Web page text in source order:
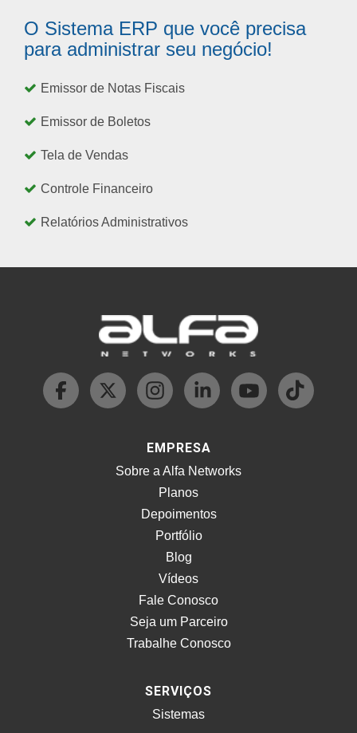
O Sistema ERP que você precisa
para administrar seu negócio!
Emissor de Notas Fiscais
Emissor de Boletos
Tela de Vendas
Controle Financeiro
Relatórios Administrativos
EMPRESA
Sobre a Alfa Networks
Planos
Depoimentos
Portfólio
Blog
Vídeos
Fale Conosco
Seja um Parceiro
Trabalhe Conosco
SERVIÇOS
Sistemas